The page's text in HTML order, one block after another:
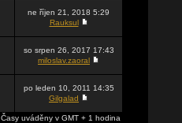
ne říjen 21, 2018 5:29
Rauksul
so srpen 26, 2017 17:43
miloslav.zaoral
po leden 10, 2011 14:35
Gilgalad
Časy uváděny v GMT + 1 hodina